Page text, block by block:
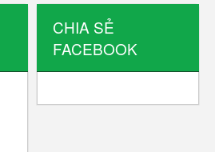
CHIA SẺ
FACEBOOK